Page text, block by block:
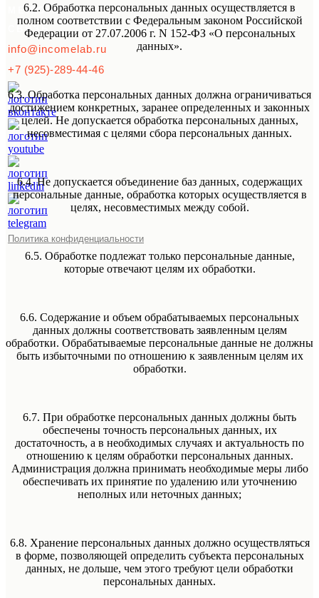
МЕНЮ
СВЯЗЬ
info@incomelab.ru
+7 (925)-289-44-46
Политика конфиденциальности
6.2. Обработка персональных данных осуществляется в
полном соответствии с Федеральным законом Российской
Федерации от 27.07.2006 г. N 152-ФЗ «О персональных
данных».
6.3. Обработка персональных данных должна ограничиваться
достижением конкретных, заранее определенных и законных
целей. Не допускается обработка персональных данных,
несовместимая с целями сбора персональных данных.
6.4. Не допускается объединение баз данных, содержащих
персональные данные, обработка которых осуществляется в
целях, несовместимых между собой.
6.5. Обработке подлежат только персональные данные,
которые отвечают целям их обработки.
6.6. Содержание и объем обрабатываемых персональных
данных должны соответствовать заявленным целям
обработки. Обрабатываемые персональные данные не должны
быть избыточными по отношению к заявленным целям их
обработки.
6.7. При обработке персональных данных должны быть
обеспечены точность персональных данных, их
достаточность, а в необходимых случаях и актуальность по
отношению к целям обработки персональных данных.
Администрация должна принимать необходимые меры либо
обеспечивать их принятие по удалению или уточнению
неполных или неточных данных;
6.8. Хранение персональных данных должно осуществляться
в форме, позволяющей определить субъекта персональных
данных, не дольше, чем этого требуют цели обработки
персональных данных.